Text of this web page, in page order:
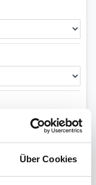
Über Cookies